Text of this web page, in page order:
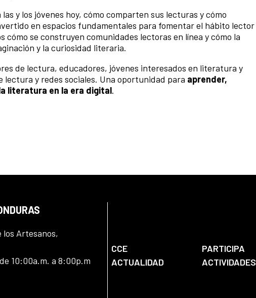
y los jóvenes hoy, cómo comparten sus lecturas y cómo
en espacios fundamentales para fomentar el hábito lector
cómo se construyen comunidades lectoras en línea y cómo la
y la curiosidad literaria.
de lectura, educadores, jóvenes interesados en literatura y
y redes sociales. Una oportunidad para aprender,
literatura en la era digital.
los Artesanos,
10:00a.m. a 8:00p.m
CCE PARTICIPA
ACTUALIDAD
ACTIVIDADES